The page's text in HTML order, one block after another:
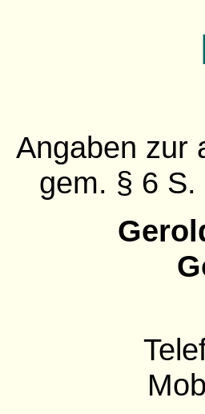
Angaben zur
gem. § 6 S.